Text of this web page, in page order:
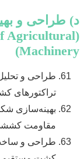
د) طراحی و
Agricultural
Machinery)
طراحی و
تراکتورهای
بهینه‌سازی
مقاومت
طراحی و ساخت